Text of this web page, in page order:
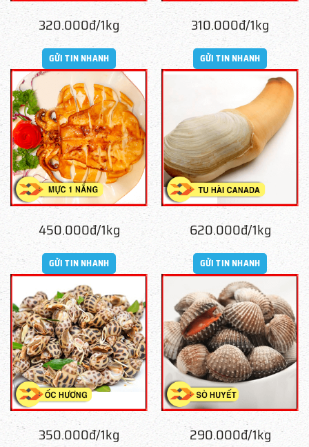
320.000đ/1kg
GỬI TIN NHANH
310.000đ/1kg
GỬI TIN NHANH
450.000đ/1kg
GỬI TIN NHANH
620.000đ/1kg
GỬI TIN NHANH
350.000đ/1kg 290.000đ/1kg